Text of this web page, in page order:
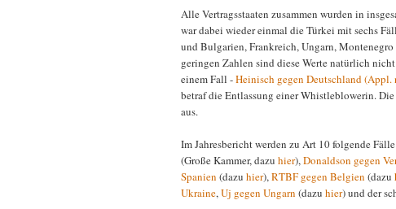
Alle Vertragsstaaten zusammen wurden in
war dabei wieder einmal die Türkei mit sechs
und Bulgarien, Frankreich, Ungarn,
geringen Zahlen sind diese Werte natürlich
einem Fall -Heinisch gegen Deutschland
betraf die Entlassung einer Whistleblowerin.
aus.
Im Jahresbericht werden zu Art 10 folgende
(Große Kammer, dazu hier),Donaldson gegen
Spanien (dazu hier),RTBF gegen Belgien (dazu
Ukraine,Uj gegen Ungarn (dazu hier) und der